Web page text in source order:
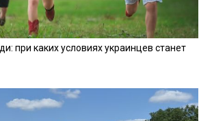
при каких условиях украинцев станет